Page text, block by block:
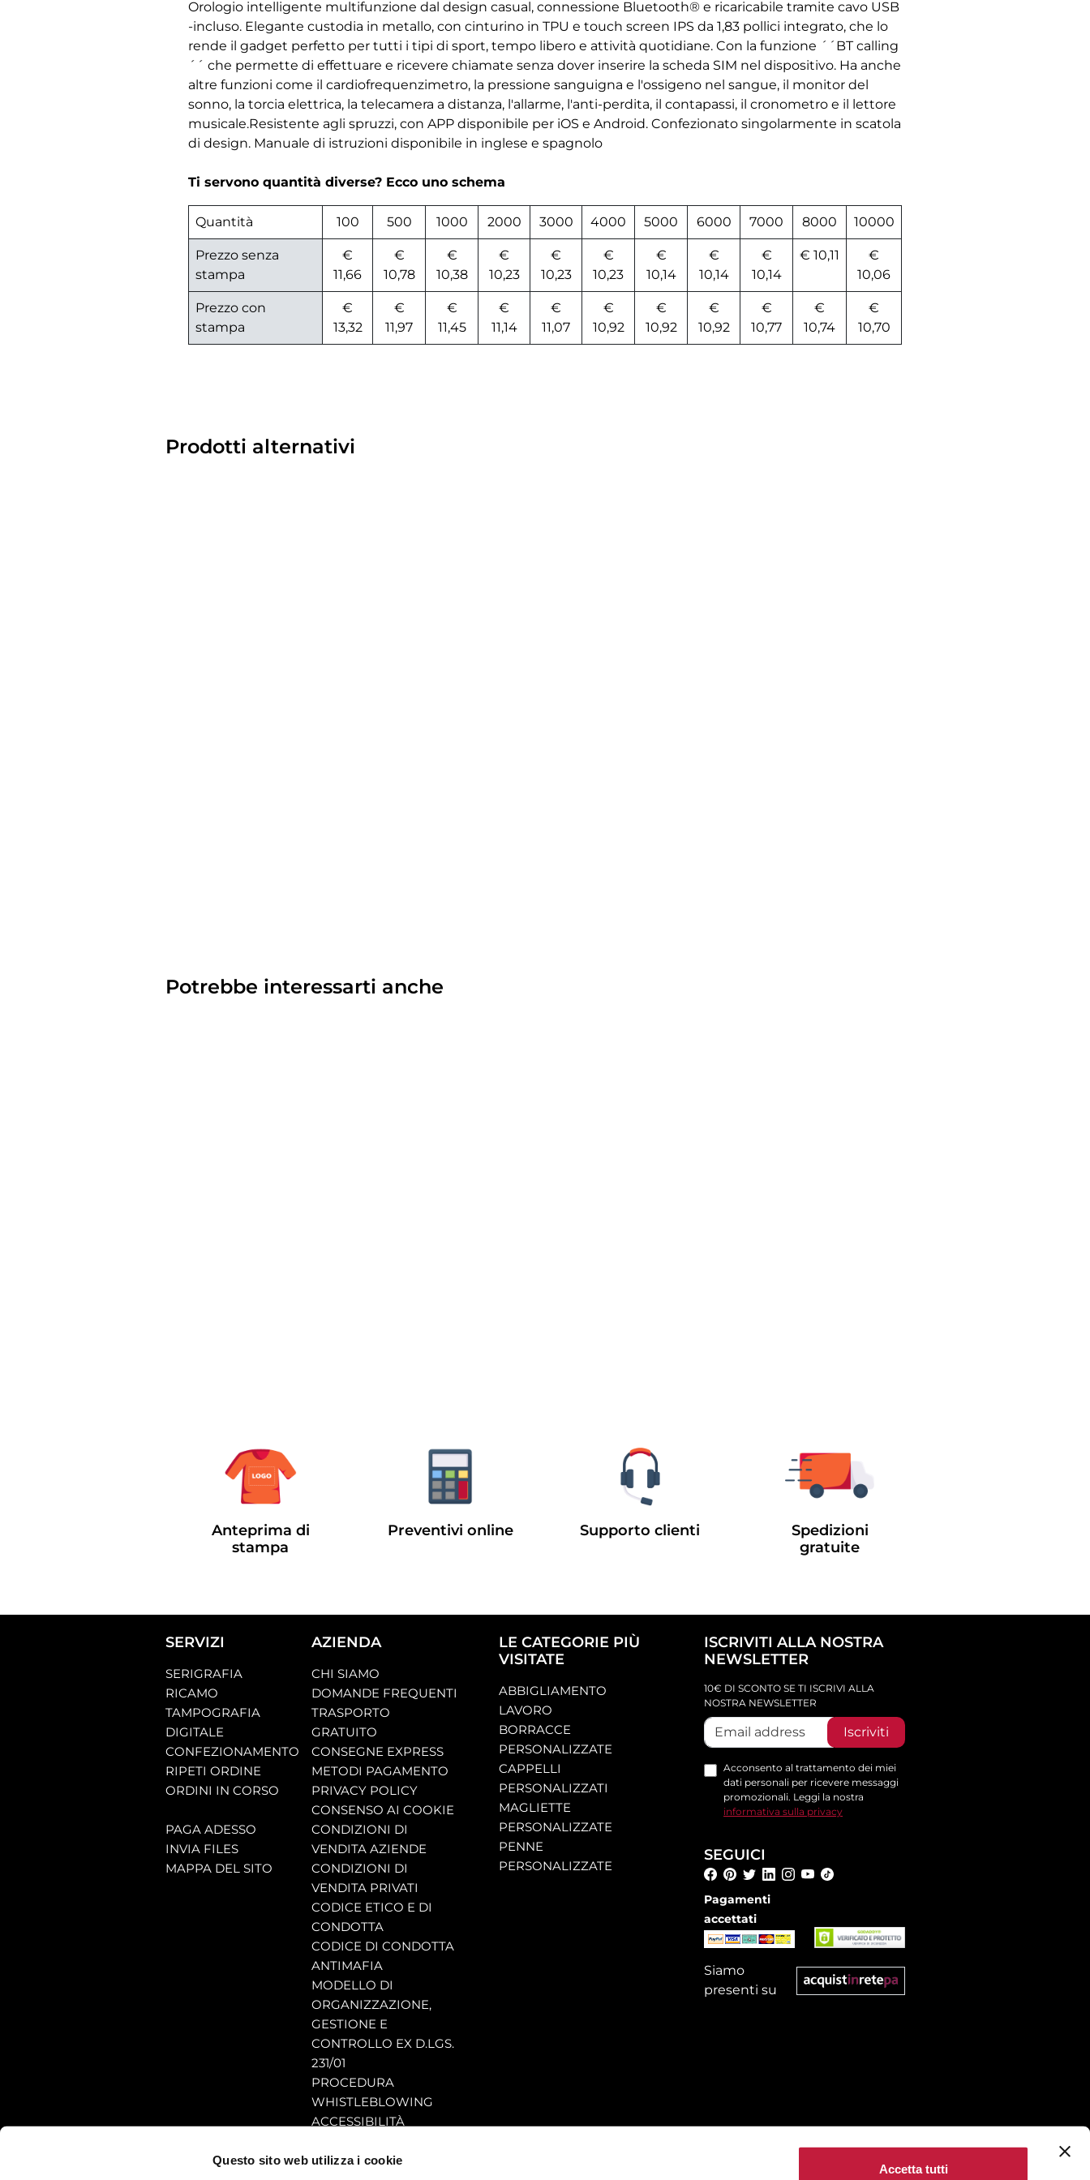
Questo sito web utilizza i cookie
Accetta tutti
Orologio intelligente multifunzione dal design casual, connessione Bluetooth® e ricaricabile tramite cavo USB
-incluso. Elegante custodia in metallo, con cinturino in TPU e touch screen IPS da 1,83 pollici integrato, che lo
rende il gadget perfetto per tutti i tipi di sport, tempo libero e attività quotidiane. Con la funzione ´´BT calling
´´ che permette di effettuare e ricevere chiamate senza dover inserire la scheda SIM nel dispositivo. Ha anche
altre funzioni come il cardiofrequenzimetro, la pressione sanguigna e l'ossigeno nel sangue, il monitor del
sonno, la torcia elettrica, la telecamera a distanza, l'allarme, l'anti-perdita, il contapassi, il cronometro e il lettore
musicale.Resistente agli spruzzi, con APP disponibile per iOS e Android. Confezionato singolarmente in scatola
di design. Manuale di istruzioni disponibile in inglese e spagnolo
Ti servono quantità diverse? Ecco uno schema
Quantità 100 500 1000 2000 3000 4000 5000 6000 7000 8000 10000
Prezzo senza
stampa
€
11,66
€
10,78
€
10,38
€
10,23
€
10,23
€
10,23
€
10,14
€
10,14
€
10,14
€ 10,11
€
10,06
Prezzo con
stampa
€
13,32
€
11,97
€
11,45
€
11,14
€
11,07
€
10,92
€
10,92
€
10,92
€
10,77
€
10,74
€
10,70
Prodotti alternativi
Potrebbe interessarti anche
Anteprima di
stampa
Preventivi online Supporto clienti
Spedizioni
gratuite
SERVIZI
SERIGRAFIA
RICAMO
TAMPOGRAFIA
DIGITALE
CONFEZIONAMENTO
RIPETI ORDINE
ORDINI IN CORSO
PAGA ADESSO
INVIA FILES
MAPPA DEL SITO
AZIENDA
CHI SIAMO
DOMANDE FREQUENTI
TRASPORTO
GRATUITO
CONSEGNE EXPRESS
METODI PAGAMENTO
PRIVACY POLICY
CONSENSO AI COOKIE
CONDIZIONI DI
VENDITA AZIENDE
CONDIZIONI DI
VENDITA PRIVATI
CODICE ETICO E DI
CONDOTTA
CODICE DI CONDOTTA
ANTIMAFIA
MODELLO DI
ORGANIZZAZIONE,
GESTIONE E
CONTROLLO EX D.LGS.
231/01
PROCEDURA
WHISTLEBLOWING
ACCESSIBILITÀ
LE CATEGORIE PIÙ
VISITATE
ABBIGLIAMENTO
LAVORO
BORRACCE
PERSONALIZZATE
CAPPELLI
PERSONALIZZATI
MAGLIETTE
PERSONALIZZATE
PENNE
PERSONALIZZATE
ISCRIVITI ALLA NOSTRA
NEWSLETTER
10€ DI SCONTO SE TI ISCRIVI ALLA
NOSTRA NEWSLETTER
Iscriviti
Acconsento al trattamento dei miei
dati personali per ricevere messaggi
promozionali. Leggi la nostra
informativa sulla privacy
SEGUICI
Pagamenti
accettati
Siamo
presenti su